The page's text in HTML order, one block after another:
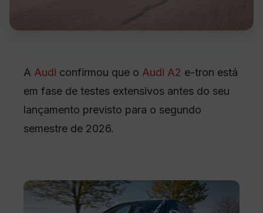
A Audi confirmou que o Audi A2 e-tron está
em fase de testes extensivos antes do seu
lançamento previsto para o segundo
semestre de 2026.